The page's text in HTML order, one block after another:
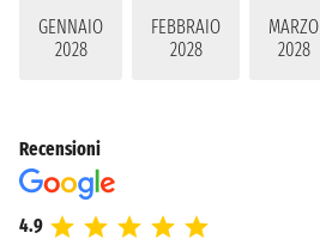
GENNAIO
2028
FEBBRAIO
2028
MARZO
2028
Recensioni
4.9